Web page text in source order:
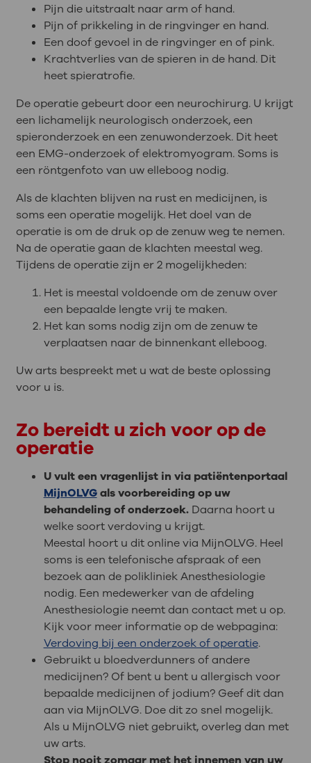
Pijn die uitstraalt naar arm of hand.
Pijn of prikkeling in de ringvinger en hand.
Een doof gevoel in de ringvinger en of pink.
Krachtverlies van de spieren in de hand. Dit
heet spieratrofie.
De operatie gebeurt door een neurochirurg. U krijgt
een lichamelijk neurologisch onderzoek, een
spieronderzoek en een zenuwonderzoek. Dit heet
een EMG-onderzoek of elektromyogram. Soms is
een röntgenfoto van uw elleboog nodig.
Als de klachten blijven na rust en medicijnen, is
soms een operatie mogelijk. Het doel van de
operatie is om de druk op de zenuw weg te nemen.
Na de operatie gaan de klachten meestal weg.
Tijdens de operatie zijn er 2 mogelijkheden:
Het is meestal voldoende om de zenuw over
een bepaalde lengte vrij te maken.
Het kan soms nodig zijn om de zenuw te
verplaatsen naar de binnenkant elleboog.
Uw arts bespreekt met u wat de beste oplossing
voor u is.
Zo bereidt u zich voor op de
operatie
U vult een vragenlijst in via patiëntenportaal
MijnOLVGals voorbereiding op uw
behandeling of onderzoek.Daarna hoort u
welke soort verdoving u krijgt.
Meestal hoort u dit online via MijnOLVG. Heel
soms is een telefonische afspraak of een
bezoek aan de polikliniek Anesthesiologie
nodig. Een medewerker van de afdeling
Anesthesiologie neemt dan contact met u op.
Kijk voor meer informatie op de webpagina:
Verdoving bij een onderzoek of operatie.
Gebruikt u bloedverdunners of andere
medicijnen? Of bent u bent u allergisch voor
bepaalde medicijnen of jodium? Geef dit dan
aan via MijnOLVG. Doe dit zo snel mogelijk.
Als u MijnOLVG niet gebruikt, overleg dan met
uw arts.